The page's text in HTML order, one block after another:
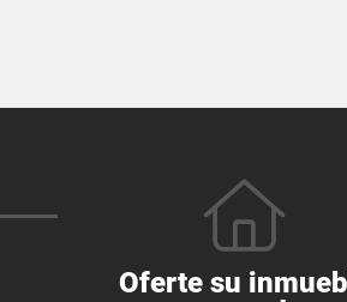
Oferte su